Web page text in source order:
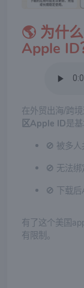
🌎 为什
Apple ID
在外贸出海/跨
区Apple ID是
🚫 被多
🚫 无法
🚫 下载
有了这个美国
有限制。